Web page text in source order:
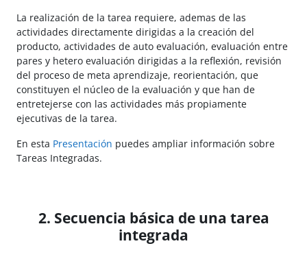
La realización de la tarea requiere, ademas de las
actividades directamente dirigidas a la creación del
producto, actividades de auto evaluación, evaluación entre
pares y hetero evaluación dirigidas a la reflexión, revisión
del proceso de meta aprendizaje, reorientación, que
constituyen el núcleo de la evaluación y que han de
entretejerse con las actividades más propiamente
ejecutivas de la tarea.
En esta Presentación puedes ampliar información sobre
Tareas Integradas.
2. Secuencia básica de una tarea
integrada